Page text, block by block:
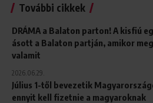
További cikkek
DRÁMA a Balaton parton! A kisfiú
ásott a Balaton partján, amikor
valamit
2026.06.29.
Július 1-től bevezetik
ennyit kell fizetnie a magyaroknak